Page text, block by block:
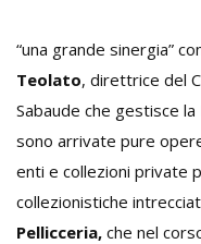
“una grande sinergia”
Teolato, direttrice del
Sabaude che gestisce la
sono arrivate pure
enti e collezioni private
collezionistiche
Pellicceria, che nel